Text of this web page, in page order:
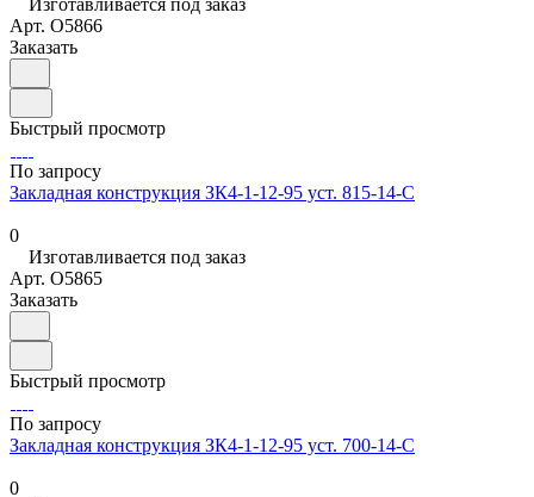
Изготавливается под заказ
Арт. O5866
Заказать
Быстрый просмотр
По запросу
Закладная конструкция ЗК4-1-12-95 уст. 815-14-С
0
Изготавливается под заказ
Арт. O5865
Заказать
Быстрый просмотр
По запросу
Закладная конструкция ЗК4-1-12-95 уст. 700-14-С
0